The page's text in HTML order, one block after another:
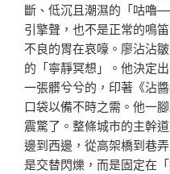
斷、低沉且潮濕的「咕
引擎聲，也不是正常的鳴
不良的胃在哀嚎。廖沾沾
的「寧靜冥想」。他決定
一張髒兮兮的，印著《沾
口袋以備不時之需。他一
震驚了。整條城市的主幹
邊到西邊，從高架橋到巷
是交替閃爍，而是固定在